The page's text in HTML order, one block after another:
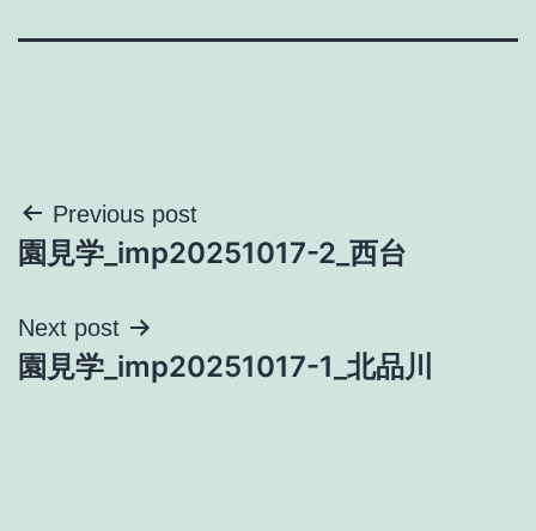
投
稿
ナ
ビ
Previous post
園見学_imp20251017-2_西台
Next post
園見学_imp20251017-1_北品川